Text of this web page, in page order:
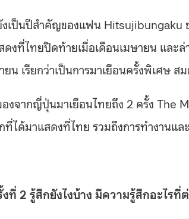
ป็นปีสำคัญของแฟน Hitsujibungaku
งที่ไทยปิดท้ายเมื่อเดือนเมษายน และ
น เรียกว่าเป็นการมาเยือนครั้งพิเศษ
จากญี่ปุ่นมาเยือนไทยถึง 2 ครั้ง The
ที่ได้มาแสดงที่ไทย รวมถึงการทำงาน
ที่ 2 รู้สึกยังไงบ้าง มีความรู้สึกอะไรที่